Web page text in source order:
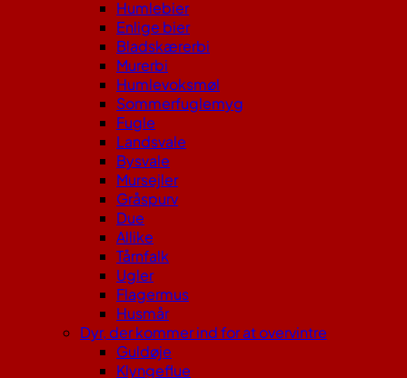
Humlebier
Enlige bier
Bladskærerbi
Murerbi
Humlevoksmøl
Sommerfuglemyg
Fugle
Landsvale
Bysvale
Mursejler
Gråspurv
Due
Allike
Tårnfalk
Ugler
Flagermus
Husmår
Dyr, der kommer ind for at overvintre
Guldøje
Klyngeflue